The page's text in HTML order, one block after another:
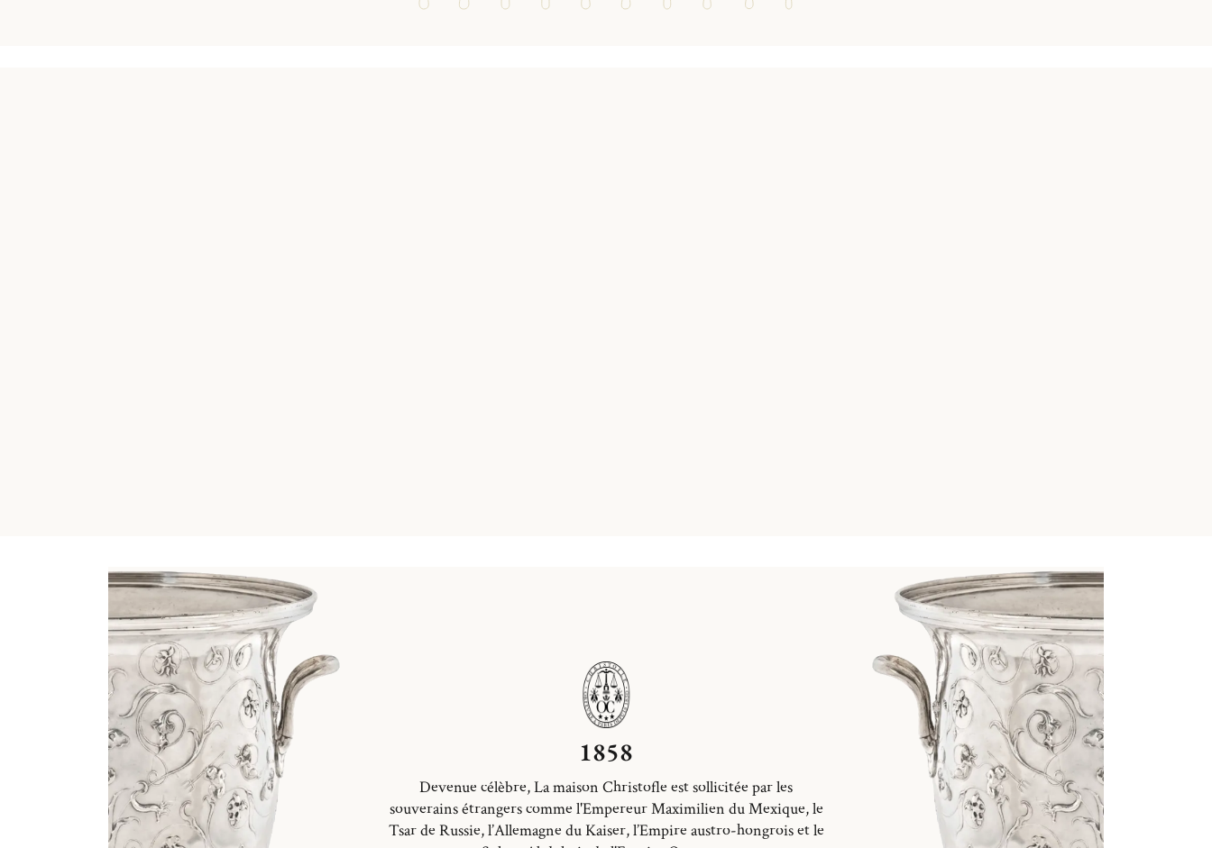
1858
Devenue célèbre, La maison Christofle est sollicitée par les
souverains étrangers comme l'Empereur Maximilien du Mexique, le
Tsar de Russie, l’Allemagne du Kaiser, l’Empire austro-hongrois et le